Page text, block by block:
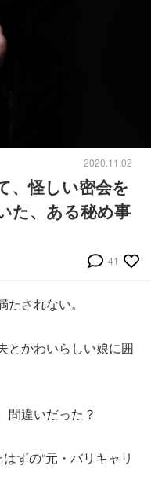
2020.11.02
、怪しい密会を
た、ある秘め事
41
されない。
とかわいらしい娘に囲
間違いだった？
ずの“元・バリキャリ